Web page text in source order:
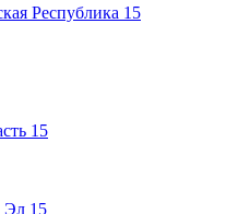
Республика 15
15
Эл 15